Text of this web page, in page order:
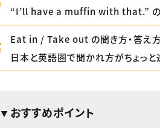
“I’ll have a muffin with that.” の
Eat in / Take out の聞き方・答え
日本と英語圏で聞かれ方がちょっと
▼おすすめポイント